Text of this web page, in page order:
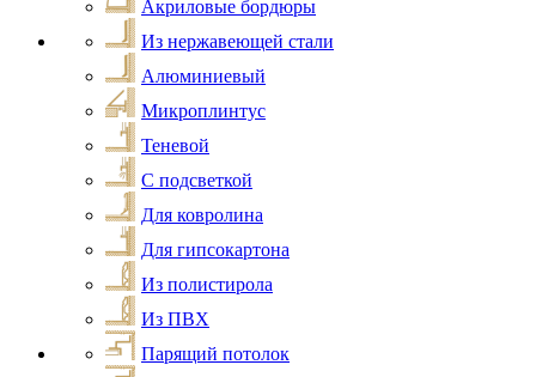
Акриловые бордюры
Из нержавеющей стали
Алюминиевый
Микроплинтус
Теневой
С подсветкой
Для ковролина
Для гипсокартона
Из полистирола
Из ПВХ
Парящий потолок